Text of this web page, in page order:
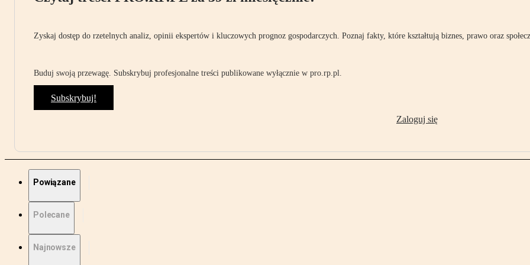
Zyskaj dostęp do rzetelnych analiz, opinii ekspertów i kluczowych prognoz gospodarczych. Poznaj fakty, które kształtują biznes, prawo oraz
Buduj swoją przewagę. Subskrybuj profesjonalne treści publikowane wyłącznie w pro.rp.pl.
Subskrybuj!
Zaloguj się
Powiązane
Polecane
Najnowsze